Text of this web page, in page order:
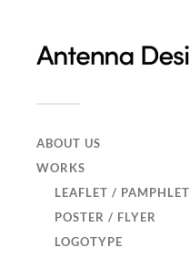
ABOUT US
WORKS
LEAFLET / PAMPHLET
POSTER / FLYER
LOGOTYPE